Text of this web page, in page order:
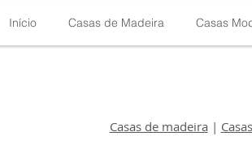
Início Casas de Madeira Casas
Casas de madeira |